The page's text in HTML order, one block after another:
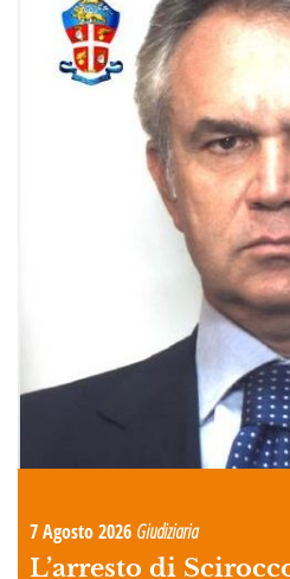
7 Agosto 2026 Giudiziaria
L’arresto di